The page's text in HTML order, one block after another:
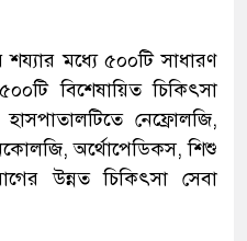
মধ্যে ৫০০টি সাধারণ
বিশেষায়িত চিকিৎসা
নেফ্রোলজি,
অর্থোপেডিকস, শিশু
উন্নত চিকিৎসা সেবা